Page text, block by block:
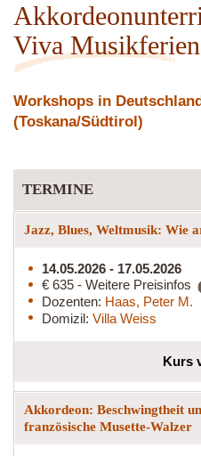
Viva Musikferien
Workshops in
(Toskana/Südtirol)
TERMINE
Jazz, Blues, Weltmusik: Wie
14.05.2026 - 17.05.2026
€ 635 - Weitere Preisinfos
Dozenten: Haas, Peter M.
Domizil: Villa Weiss
Kurs
Akkordeon: Beschwingtheit
französische Musette-Walzer